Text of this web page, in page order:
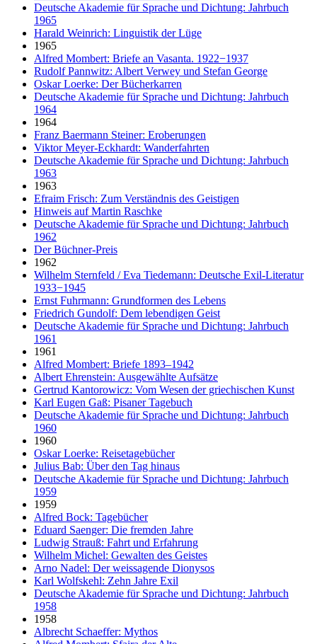
Deutsche Akademie für Sprache und Dichtung: Jahrbuch
1965
Harald Weinrich: Linguistik der Lüge
1965
Alfred Mombert: Briefe an Vasanta. 1922−1937
Rudolf Pannwitz: Albert Verwey und Stefan George
Oskar Loerke: Der Bücherkarren
Deutsche Akademie für Sprache und Dichtung: Jahrbuch
1964
1964
Franz Baermann Steiner: Eroberungen
Viktor Meyer-Eckhardt: Wanderfahrten
Deutsche Akademie für Sprache und Dichtung: Jahrbuch
1963
1963
Efraim Frisch: Zum Verständnis des Geistigen
Hinweis auf Martin Raschke
Deutsche Akademie für Sprache und Dichtung: Jahrbuch
1962
Der Büchner-Preis
1962
Wilhelm Sternfeld / Eva Tiedemann: Deutsche Exil-Literatur
1933−1945
Ernst Fuhrmann: Grundformen des Lebens
Friedrich Gundolf: Dem lebendigen Geist
Deutsche Akademie für Sprache und Dichtung: Jahrbuch
1961
1961
Alfred Mombert: Briefe 1893–1942
Albert Ehrenstein: Ausgewählte Aufsätze
Gertrud Kantorowicz: Vom Wesen der griechischen Kunst
Karl Eugen Gaß: Pisaner Tagebuch
Deutsche Akademie für Sprache und Dichtung: Jahrbuch
1960
1960
Oskar Loerke: Reisetagebücher
Julius Bab: Über den Tag hinaus
Deutsche Akademie für Sprache und Dichtung: Jahrbuch
1959
1959
Alfred Bock: Tagebücher
Eduard Saenger: Die fremden Jahre
Ludwig Strauß: Fahrt und Erfahrung
Wilhelm Michel: Gewalten des Geistes
Arno Nadel: Der weissagende Dionysos
Karl Wolfskehl: Zehn Jahre Exil
Deutsche Akademie für Sprache und Dichtung: Jahrbuch
1958
1958
Albrecht Schaeffer: Mythos